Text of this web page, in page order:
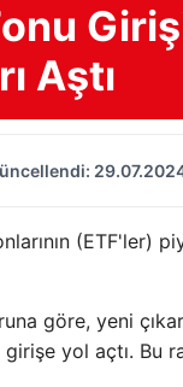
Aştı
göre, yeni
yol açtı. Bu